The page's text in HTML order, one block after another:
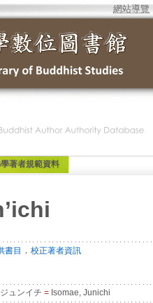
網站導覽
著者規範資料
書目 ． 校正著者資訊
ュンイチ = Isomae, Junichi